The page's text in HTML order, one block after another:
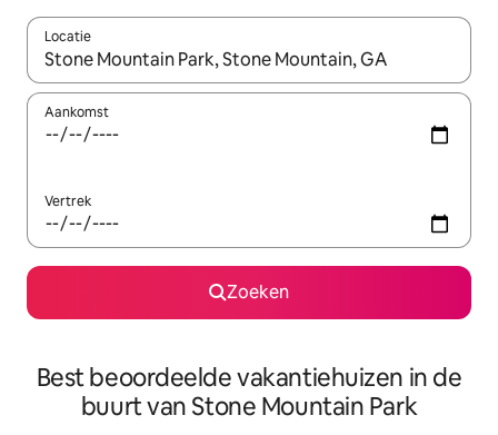
Locatie
Wanneer er resultaten beschikbaar zijn, maak je een keuze
Aankomst
Vertrek
Zoeken
Best beoordeelde vakantiehuizen in de
buurt van Stone Mountain Park